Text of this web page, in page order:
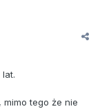
tego że nie